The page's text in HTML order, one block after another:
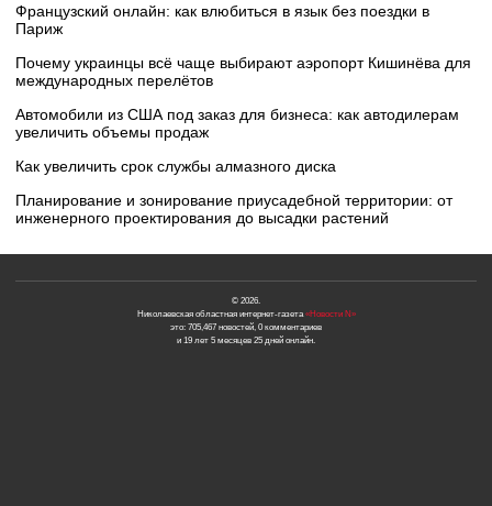
Французский онлайн: как влюбиться в язык без поездки в
Париж
Почему украинцы всё чаще выбирают аэропорт Кишинёва для
международных перелётов
Автомобили из США под заказ для бизнеса: как автодилерам
увеличить объемы продаж
Как увеличить срок службы алмазного диска
Планирование и зонирование приусадебной территории: от
инженерного проектирования до высадки растений
© 2026.
Николаевская областная интернет-газета «Новости N»
это: 705,467 новостей, 0 комментариев
и 19 лет 5 месяцев 25 дней онлайн.